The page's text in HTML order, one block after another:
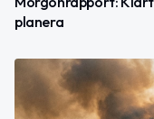
planera